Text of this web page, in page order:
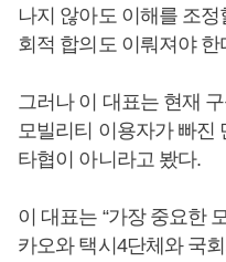
나지 않아도 이해를 조
회적 합의도 이뤄져야 한
그러나 이 대표는 현재
모빌리티 이용자가 빠진
타협이 아니라고 봤다.
이 대표는 “가장 중요한
카오와 택시4단체와 국